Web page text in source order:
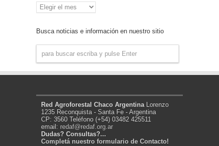
Archivo
de
Busca noticias e información en nuestro sitio
Red Agroforestal Chaco Argentina Lorenzo
1235 Reconquista - Santa Fe - Argentina
CP: 3560 Teléfono (+54) 03482 425511
email: redaf@redaf.org.ar
Dudas? Consultas?...
Completá nuestro formulario de Contacto!